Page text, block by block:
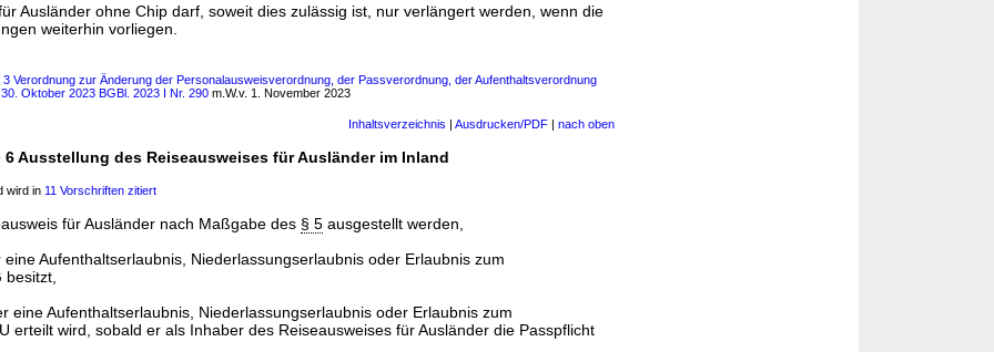
Ausländer ohne Chip darf, soweit dies zulässig ist, nur verlängert werden, wenn die
weiterhin vorliegen.
3 Verordnung zur Änderung der Personalausweisverordnung, der Passverordnung, der Aufenthaltsverordnung
Oktober 2023 BGBl. 2023 I Nr. 290 m.W.v. 1. November 2023
Inhaltsverzeichnis | Ausdrucken/PDF | nach oben
6 Ausstellung des Reiseausweises für Ausländer im Inland
wird in 11 Vorschriften zitiert
für Ausländer nach Maßgabe des § 5 ausgestellt werden,
Aufenthaltserlaubnis, Niederlassungserlaubnis oder Erlaubnis zum
eine Aufenthaltserlaubnis, Niederlassungserlaubnis oder Erlaubnis zum
erteilt wird, sobald er als Inhaber des Reiseausweises für Ausländer die Passpflicht